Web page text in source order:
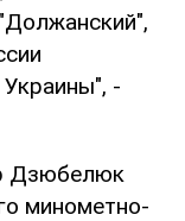
-
Дзюбелюк
минометно-